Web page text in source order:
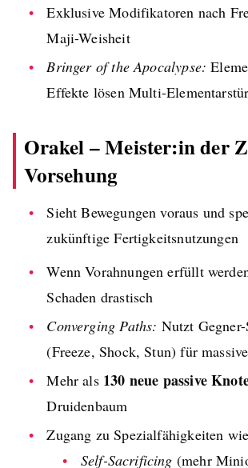
Exklusive Modifikatoren nach
Maji-Weisheit
Bringer of the Apocalypse:
Effekte lösen Multi-
Orakel– Meister:in der
Vorsehung
Sieht Bewegungen voraus und
zukünftige Fertigkeitsnutzungen
Wenn Vorahnungen erfüllt
Schaden drastisch
Converging Paths: Nutzt
(Freeze, Shock, Stun) für
Mehr als 130 neue passive
Druidenbaum
Zugang zu Spezialfähigkeiten
Self-Sacrificing (mehr